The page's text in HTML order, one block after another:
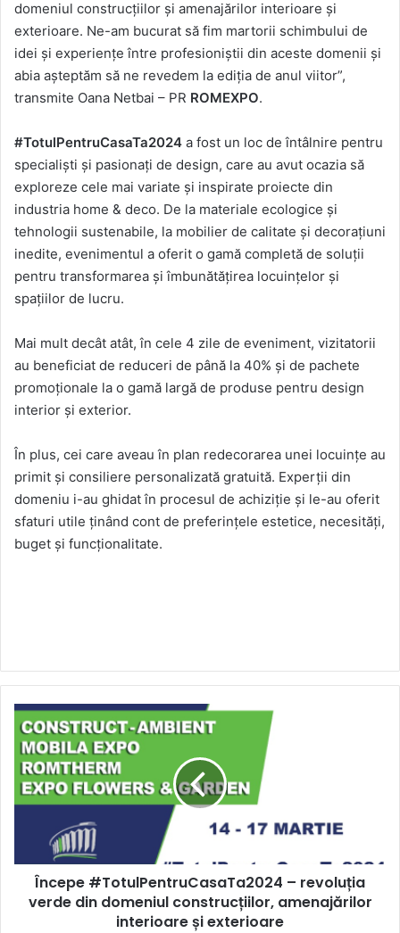
domeniul construcțiilor și amenajărilor interioare și
exterioare. Ne-am bucurat să fim martorii schimbului de
idei și experiențe între profesioniștii din aceste domenii și
abia așteptăm să ne revedem la ediția de anul viitor”,
transmite Oana Netbai – PR ROMEXPO.
#TotulPentruCasaTa2024 a fost un loc de întâlnire pentru
specialiști și pasionați de design, care au avut ocazia să
exploreze cele mai variate și inspirate proiecte din
industria home & deco. De la materiale ecologice și
tehnologii sustenabile, la mobilier de calitate și decorațiuni
inedite, evenimentul a oferit o gamă completă de soluții
pentru transformarea și îmbunătățirea locuințelor și
spațiilor de lucru.
Mai mult decât atât, în cele 4 zile de eveniment, vizitatorii
au beneficiat de reduceri de până la 40% și de pachete
promoționale la o gamă largă de produse pentru design
interior și exterior.
În plus, cei care aveau în plan redecorarea unei locuințe au
primit și consiliere personalizată gratuită. Experții din
domeniu i-au ghidat în procesul de achiziție și le-au oferit
sfaturi utile ținând cont de preferințele estetice, necesități,
buget și funcționalitate.
Începe
#TotulPentruCasaTa2024
revoluția
verde
din
construcțiilor,
amenajărilor
interioare
Începe #TotulPentruCasaTa2024 – revoluția
verde din domeniul construcțiilor, amenajărilor
interioare și exterioare